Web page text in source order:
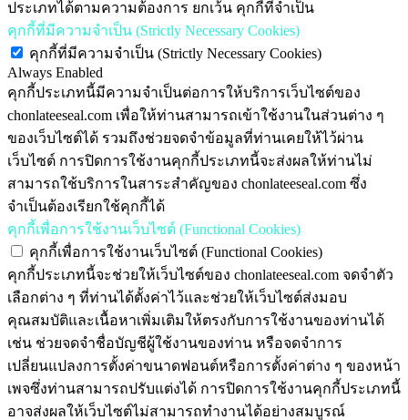
ประเภทได้ตามความต้องการ ยกเว้น คุกกี้ที่จำเป็น
คุกกี้ที่มีความจำเป็น (Strictly Necessary Cookies)
คุกกี้ที่มีความจำเป็น (Strictly Necessary Cookies)
Always Enabled
คุกกี้ประเภทนี้มีความจำเป็นต่อการให้บริการเว็บไซต์ของ
chonlateeseal.com เพื่อให้ท่านสามารถเข้าใช้งานในส่วนต่าง ๆ
ของเว็บไซต์ได้ รวมถึงช่วยจดจำข้อมูลที่ท่านเคยให้ไว้ผ่าน
เว็บไซต์ การปิดการใช้งานคุกกี้ประเภทนี้จะส่งผลให้ท่านไม่
สามารถใช้บริการในสาระสำคัญของ chonlateeseal.com ซึ่ง
จำเป็นต้องเรียกใช้คุกกี้ได้
คุกกี้เพื่อการใช้งานเว็บไซต์ (Functional Cookies)
คุกกี้เพื่อการใช้งานเว็บไซต์ (Functional Cookies)
คุกกี้ประเภทนี้จะช่วยให้เว็บไซต์ของ chonlateeseal.com จดจำตัว
เลือกต่าง ๆ ที่ท่านได้ตั้งค่าไว้และช่วยให้เว็บไซต์ส่งมอบ
คุณสมบัติและเนื้อหาเพิ่มเติมให้ตรงกับการใช้งานของท่านได้
เช่น ช่วยจดจำชื่อบัญชีผู้ใช้งานของท่าน หรือจดจำการ
เปลี่ยนแปลงการตั้งค่าขนาดฟอนต์หรือการตั้งค่าต่าง ๆ ของหน้า
เพจซึ่งท่านสามารถปรับแต่งได้ การปิดการใช้งานคุกกี้ประเภทนี้
อาจส่งผลให้เว็บไซต์ไม่สามารถทำงานได้อย่างสมบูรณ์